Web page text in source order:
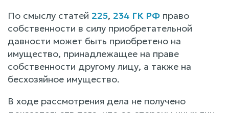
По смыслу статей 225, 234 ГК РФ право
собственности в силу приобретательной
давности может быть приобретено на
имущество, принадлежащее на праве
собственности другому лицу, а также на
бесхозяйное имущество.
В ходе рассмотрения дела не получено